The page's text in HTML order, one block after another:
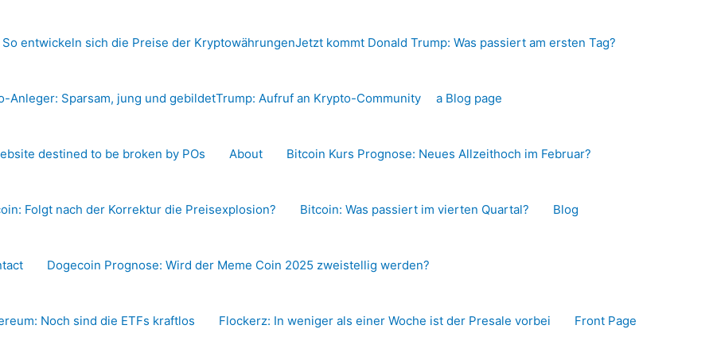
So entwickeln sich die Preise der KryptowährungenJetzt kommt Donald Trump: Was passiert am ersten Tag?
Anleger: Sparsam, jung und gebildetTrump: Aufruf an Krypto-Community a Blog page
destined to be broken by POs About Bitcoin Kurs Prognose: Neues Allzeithoch im Februar?
Folgt nach der Korrektur die Preisexplosion? Bitcoin: Was passiert im vierten Quartal? Blog
Dogecoin Prognose: Wird der Meme Coin 2025 zweistellig werden?
Noch sind die ETFs kraftlos Flockerz: In weniger als einer Woche ist der Presale vorbei Front Page